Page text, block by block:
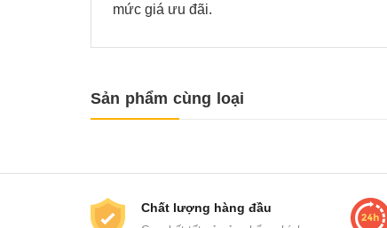
mức giá ưu đãi.
Sản phẩm cùng loại
Chất lượng hàng đầu